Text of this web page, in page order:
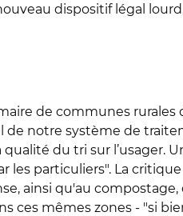
dispositif légal
de communes rurales
de notre système de
du tri sur l’usager.
les particuliers". La critique
ainsi qu'au compostage,
ces mêmes zones - "si